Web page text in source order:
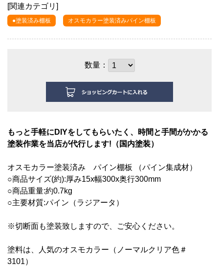
[関連カテゴリ]
●塗装済み棚板 オスモカラー塗装済みパイン棚板
数量：
もっと手軽にDIYをしてもらいたく、時間と手間がかかる
塗装作業を当店が代行します!（国内塗装）
オスモカラー塗装済み パイン棚板 （パイン集成材）
○商品サイズ(約):厚み15x幅300x奥行300mm
○商品重量:約0.7kg
○主要材質:パイン（ラジアータ）
※切断面も塗装致しますので、ご安心ください。
塗料は、人気のオスモカラー（ノーマルクリア色＃
3101）